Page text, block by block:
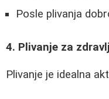
Posle plivanja
4. Plivanje za
Plivanje je idealna